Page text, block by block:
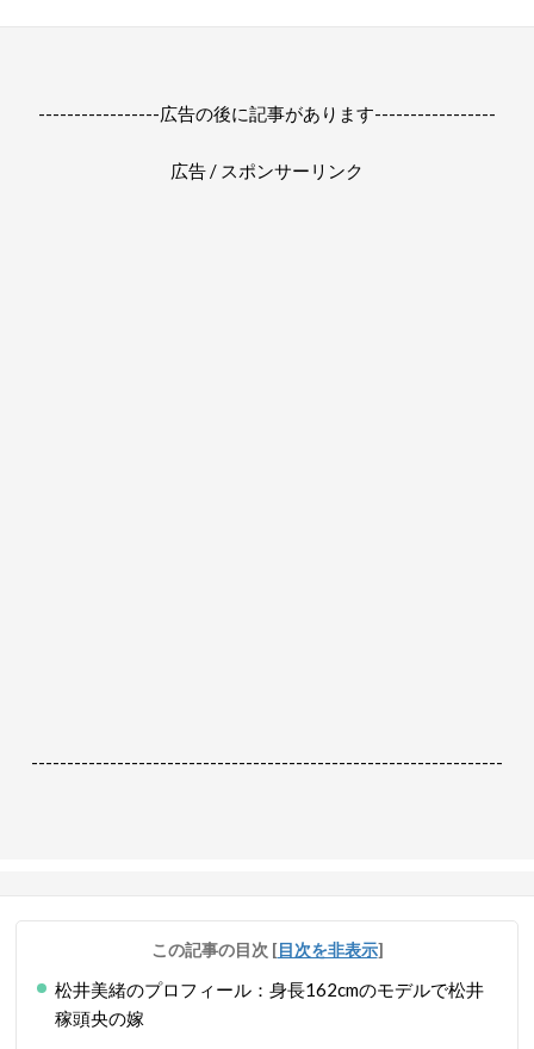
-----------------広告の後に記事があります-----------------
広告 / スポンサーリンク
------------------------------------------------------------------
この記事の目次 [目次を非表示]
松井美緒のプロフィール：身長162cmのモデルで松井
稼頭央の嫁